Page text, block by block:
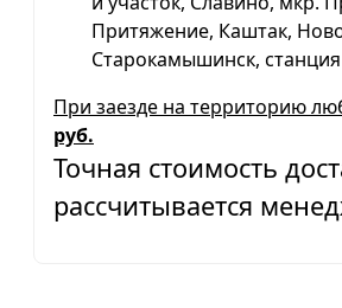
Притяжение, Каштак,
Старокамышинск,
При заезде на территорию
руб.
Точная стоимость
рассчитывается